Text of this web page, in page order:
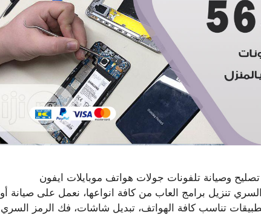
وصيانة تلفونات جولات هواتف موبايلات ايفون
تنزيل برامج العاب من كافة انواعها، نعمل على صيانة أو
تطبيقات تناسب كافة الهواتف، تبديل شاشات، فك الرمز السري